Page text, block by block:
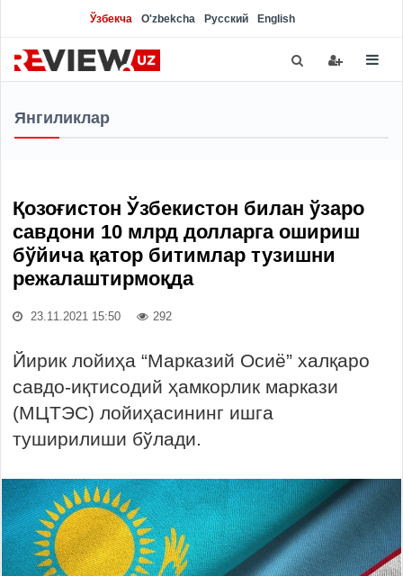
Ўзбекча O'zbekcha Русский English
Янгиликлар
Қозоғистон Ўзбекистон билан ўзаро
савдони 10 млрд долларга ошириш
бўйича қатор битимлар тузишни
режалаштирмоқда
23.11.2021 15:50 292
Йирик лойиҳа “Марказий Осиё” халқаро
савдо-иқтисодий ҳамкорлик маркази
(МЦТЭС) лойиҳасининг ишга
туширилиши бўлади.